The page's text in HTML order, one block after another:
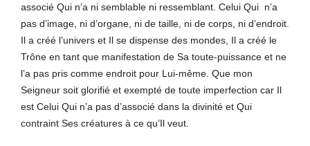
associé Qui n’a ni semblable ni ressemblant. Celui Qui n’a
pas d’image, ni d’organe, ni de taille, ni de corps, ni d’endroit.
Il a créé l’univers et Il se dispense des mondes, Il a créé le
Trône en tant que manifestation de Sa toute-puissance et ne
l’a pas pris comme endroit pour Lui-même. Que mon
Seigneur soit glorifié et exempté de toute imperfection car Il
est Celui Qui n’a pas d’associé dans la divinité et Qui
contraint Ses créatures à ce qu’Il veut.